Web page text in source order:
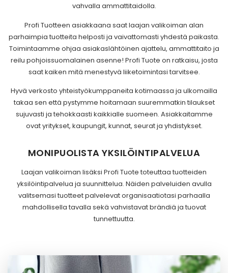
vahvalla ammattitaidolla.
Profi Tuotteen asiakkaana saat laajan valikoiman alan
parhaimpia tuotteita helposti ja vaivattomasti yhdestä paikasta.
Toimintaamme ohjaa asiakaslähtöinen ajattelu, ammattitaito ja
reilu pohjoissuomalainen asenne! Profi Tuote on ratkaisu, josta
saat kaiken mitä menestyvä liiketoimintasi tarvitsee.
Hyvä verkosto yhteistyökumppaneita kotimaassa ja ulkomailla
takaa sen että pystymme hoitamaan suuremmatkin tilaukset
sujuvasti ja tehokkaasti kaikkialle suomeen. Asiakkaitamme
ovat yritykset, kaupungit, kunnat, seurat ja yhdistykset.
MONIPUOLISTA YKSILÖINTIPALVELUA
Laajan valikoiman lisäksi Profi Tuote toteuttaa tuotteiden
yksilöintipalvelua ja suunnittelua. Näiden palveluiden avulla
valitsemasi tuotteet palvelevat organisaatiotasi parhaalla
mahdollisella tavalla sekä vahvistavat brändiä ja tuovat
tunnettuutta.